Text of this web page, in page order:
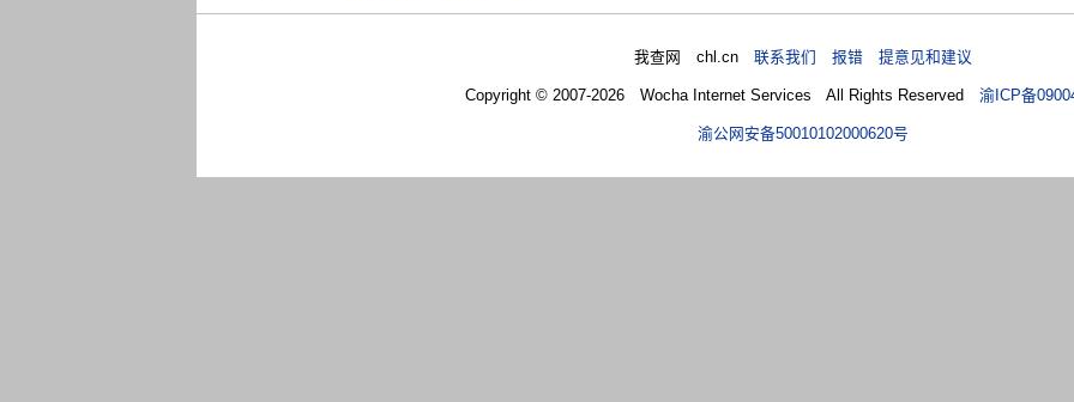
我查网 chl.cn联系我们 报错 提意见和建议
Copyright © 2007-2026 Wocha Internet Services All Rights Reserved渝ICP备
渝公网安备50010102000620号